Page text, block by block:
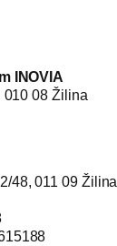
INOVIA
010 08 Žilina
48, 011 09 Žilina